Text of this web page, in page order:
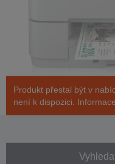
Produkt přestal být v
není k dispozici.